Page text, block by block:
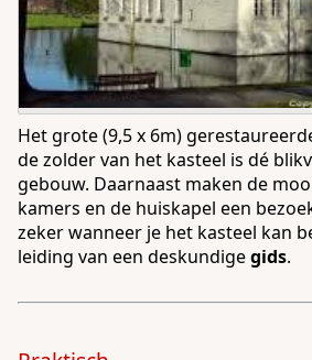
Het grote (9,5 x 6m)
de zolder van het kasteel is dé
gebouw. Daarnaast maken de
kamers en de huiskapel een
zeker wanneer je het kasteel kan
leiding van een deskundigegids.